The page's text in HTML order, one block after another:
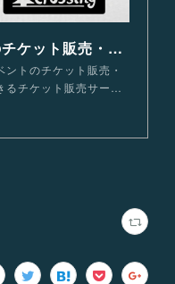
TIGET | ライブイベントのチケット販売・購入・予約
トのチケット販売・
るチケット販売サー…